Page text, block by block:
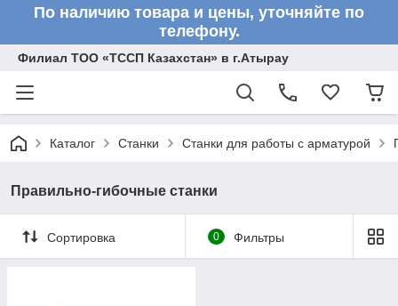
По наличию товара и цены, уточняйте по
телефону.
Филиал ТОО «ТССП Казахстан» в г.Атырау
Каталог Станки Станки для работы с арматурой
Правильно-гибочные станки
Сортировка 0 Фильтры